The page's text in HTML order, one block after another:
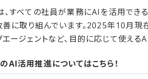
、すべての社員が業務にAIを活用で
善に取り組んでいます。2025年10月
エージェントなど、目的に応じて使える
​AI活用推進に​ついては​こちら！